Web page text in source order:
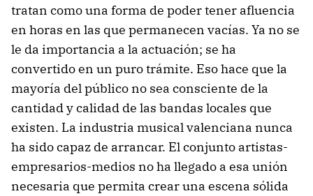
tratan como una forma de poder tener afluencia
en horas en las que permanecen vacías. Ya no se
le da importancia a la actuación; se ha
convertido en un puro trámite. Eso hace que la
mayoría del público no sea consciente de la
cantidad y calidad de las bandas locales que
existen. La industria musical valenciana nunca
ha sido capaz de arrancar. El conjunto artistas-
empresarios-medios no ha llegado a esa unión
necesaria que permita crear una escena sólida